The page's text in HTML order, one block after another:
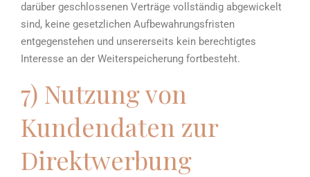
darüber geschlossenen Verträge vollständig abgewickelt
sind, keine gesetzlichen Aufbewahrungsfristen
entgegenstehen und unsererseits kein berechtigtes
Interesse an der Weiterspeicherung fortbesteht.
7) Nutzung von
Kundendaten zur
Direktwerbung